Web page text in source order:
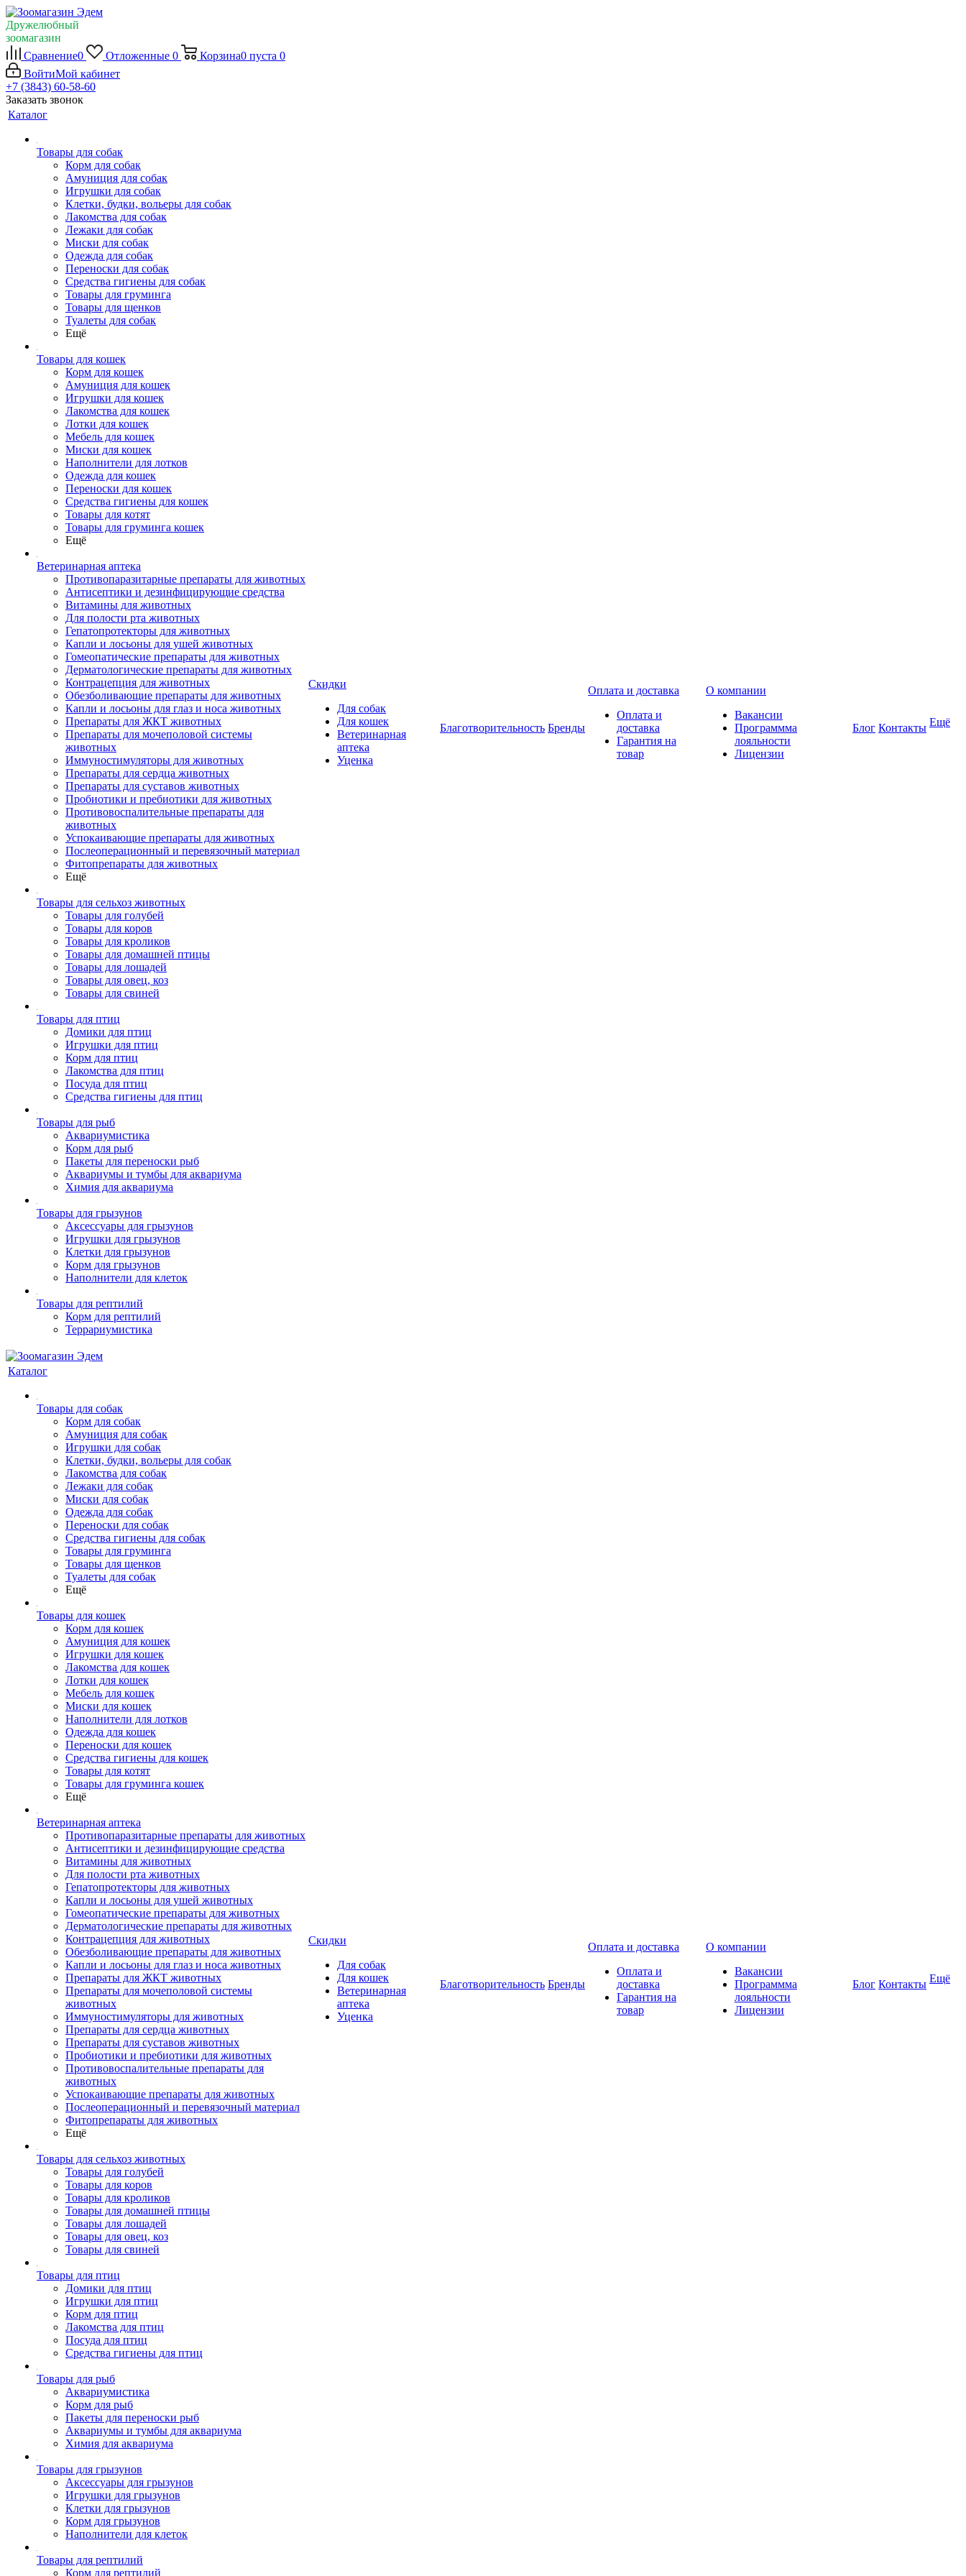
Дружелюбный
зоомагазин
Сравнение0 Отложенные 0 Корзина0 пуста 0
ВойтиМой кабинет
+7 (3843) 60-58-60
Заказать звонок
Каталог
Товары для собак
Корм для собак
Амуниция для собак
Игрушки для собак
Клетки, будки, вольеры для собак
Лакомства для собак
Лежаки для собак
Миски для собак
Одежда для собак
Переноски для собак
Средства гигиены для собак
Товары для груминга
Товары для щенков
Туалеты для собак
Ещё
Товары для кошек
Корм для кошек
Амуниция для кошек
Игрушки для кошек
Лакомства для кошек
Лотки для кошек
Мебель для кошек
Миски для кошек
Наполнители для лотков
Одежда для кошек
Переноски для кошек
Средства гигиены для кошек
Товары для котят
Товары для груминга кошек
Ещё
Ветеринарная аптека
Противопаразитарные препараты для животных
Антисептики и дезинфицирующие средства
Витамины для животных
Для полости рта животных
Гепатопротекторы для животных
Капли и лосьоны для ушей животных
Гомеопатические препараты для животных
Дерматологические препараты для животных
Контрацепция для животных
Обезболивающие препараты для животных
Капли и лосьоны для глаз и носа животных
Препараты для ЖКТ животных
Препараты для мочеполовой системы
животных
Иммуностимуляторы для животных
Препараты для сердца животных
Препараты для суставов животных
Пробиотики и пребиотики для животных
Противовоспалительные препараты для
животных
Успокаивающие препараты для животных
Послеоперационный и перевязочный материал
Фитопрепараты для животных
Ещё
Товары для сельхоз животных
Товары для голубей
Товары для коров
Товары для кроликов
Товары для домашней птицы
Товары для лошадей
Товары для овец, коз
Товары для свиней
Товары для птиц
Домики для птиц
Игрушки для птиц
Корм для птиц
Лакомства для птиц
Посуда для птиц
Средства гигиены для птиц
Товары для рыб
Аквариумистика
Корм для рыб
Пакеты для переноски рыб
Аквариумы и тумбы для аквариума
Химия для аквариума
Товары для грызунов
Аксессуары для грызунов
Игрушки для грызунов
Клетки для грызунов
Корм для грызунов
Наполнители для клеток
Товары для рептилий
Корм для рептилий
Террариумистика
Скидки
Для собак
Для кошек
Ветеринарная
аптека
Уценка
Благотворительность Бренды
Оплата и доставка
Оплата и
доставка
Гарантия на
товар
О компании
Вакансии
Программма
лояльности
Лицензии
Блог Контакты Ещё
Каталог
Товары для собак
Корм для собак
Амуниция для собак
Игрушки для собак
Клетки, будки, вольеры для собак
Лакомства для собак
Лежаки для собак
Миски для собак
Одежда для собак
Переноски для собак
Средства гигиены для собак
Товары для груминга
Товары для щенков
Туалеты для собак
Ещё
Товары для кошек
Корм для кошек
Амуниция для кошек
Игрушки для кошек
Лакомства для кошек
Лотки для кошек
Мебель для кошек
Миски для кошек
Наполнители для лотков
Одежда для кошек
Переноски для кошек
Средства гигиены для кошек
Товары для котят
Товары для груминга кошек
Ещё
Ветеринарная аптека
Противопаразитарные препараты для животных
Антисептики и дезинфицирующие средства
Витамины для животных
Для полости рта животных
Гепатопротекторы для животных
Капли и лосьоны для ушей животных
Гомеопатические препараты для животных
Дерматологические препараты для животных
Контрацепция для животных
Обезболивающие препараты для животных
Капли и лосьоны для глаз и носа животных
Препараты для ЖКТ животных
Препараты для мочеполовой системы
животных
Иммуностимуляторы для животных
Препараты для сердца животных
Препараты для суставов животных
Пробиотики и пребиотики для животных
Противовоспалительные препараты для
животных
Успокаивающие препараты для животных
Послеоперационный и перевязочный материал
Фитопрепараты для животных
Ещё
Товары для сельхоз животных
Товары для голубей
Товары для коров
Товары для кроликов
Товары для домашней птицы
Товары для лошадей
Товары для овец, коз
Товары для свиней
Товары для птиц
Домики для птиц
Игрушки для птиц
Корм для птиц
Лакомства для птиц
Посуда для птиц
Средства гигиены для птиц
Товары для рыб
Аквариумистика
Корм для рыб
Пакеты для переноски рыб
Аквариумы и тумбы для аквариума
Химия для аквариума
Товары для грызунов
Аксессуары для грызунов
Игрушки для грызунов
Клетки для грызунов
Корм для грызунов
Наполнители для клеток
Товары для рептилий
Корм для рептилий
Скидки
Для собак
Для кошек
Ветеринарная
аптека
Уценка
Благотворительность Бренды
Оплата и доставка
Оплата и
доставка
Гарантия на
товар
О компании
Вакансии
Программма
лояльности
Лицензии
Блог Контакты Ещё